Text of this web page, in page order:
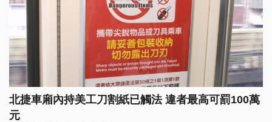
北捷車廂內持美工刀割紙已觸法 違者最高可罰100萬
元